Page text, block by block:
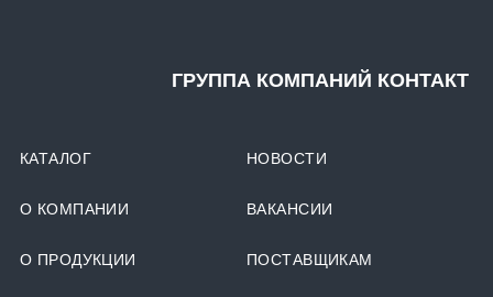
ГРУППА КОМПАНИЙ КОНТАКТ
КАТАЛОГ
О КОМПАНИИ
О ПРОДУКЦИИ
НОВОСТИ
ВАКАНСИИ
ПОСТАВЩИКАМ